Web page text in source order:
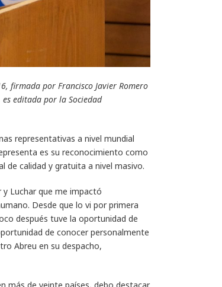
firmada por Francisco Javier Romero
editada por la Sociedad
representativas a nivel mundial
es su reconocimiento como
de calidad y gratuita a nivel masivo.
y Luchar que me impactó
Desde que lo vi por primera
después tuve la oportunidad de
de conocer personalmente
Abreu en su despacho,